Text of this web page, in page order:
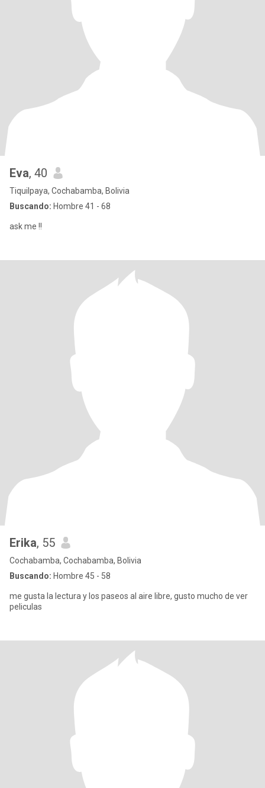
Eva, 40
Tiquilpaya, Cochabamba, Bolivia
Buscando: Hombre 41 - 68
ask me !!
Erika, 55
Cochabamba, Cochabamba, Bolivia
Buscando: Hombre 45 - 58
me gusta la lectura y los paseos al aire libre, gusto mucho de ver
peliculas